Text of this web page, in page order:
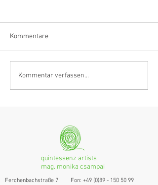
Klarinettistin, Tonmeisterin,
Grenzgängerin
Kommentare
Kommentar verfassen...
quintessenz artists
mag. monika csampai
Ferchenbachstraße 7
Fon: +49 (0)89 - 150 50 99